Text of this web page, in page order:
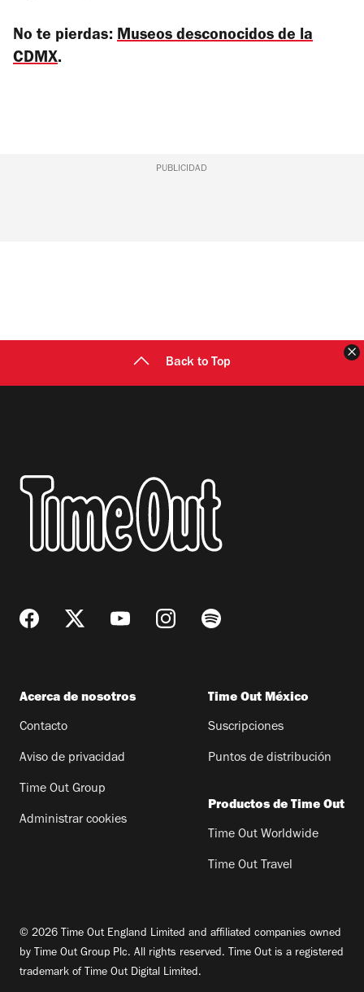
No te pierdas: Museos desconocidos de la
CDMX.
PUBLICIDAD
Back to Top
Acerca de nosotros
Contacto
Aviso de privacidad
Time Out Group
Administrar cookies
Time Out México
Suscripciones
Puntos de distribución
Productos de Time Out
Time Out Worldwide
Time Out Travel
© 2026 Time Out England Limited and affiliated companies owned
by Time Out Group Plc. All rights reserved. Time Out is a registered
trademark of Time Out Digital Limited.